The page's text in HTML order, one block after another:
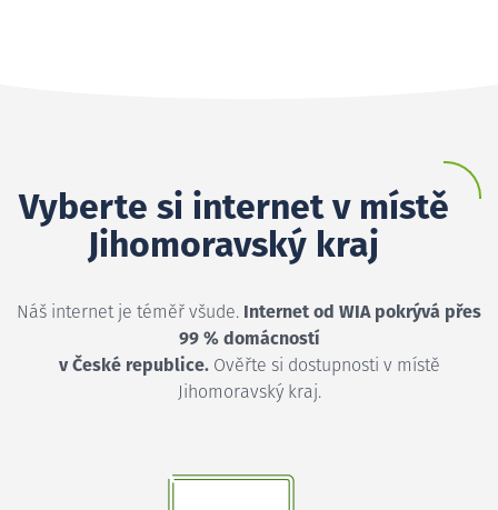
Vyberte si internet v místě
Jihomoravský kraj
Náš internet je téměř všude. Internet od WIA pokrývá přes
99 % domácností
v České republice.Ověřte si dostupnosti v místě
Jihomoravský kraj.